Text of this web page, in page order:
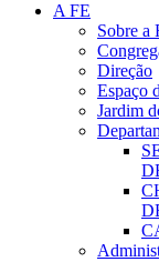
A FE
Sobre a
Direção
Espaço
Jardim